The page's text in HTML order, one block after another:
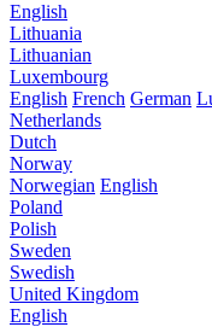
English
Lithuania
Lithuanian
Luxembourg
English French German
Netherlands
Dutch
Norway
Norwegian English
Poland
Polish
Sweden
Swedish
United Kingdom
English